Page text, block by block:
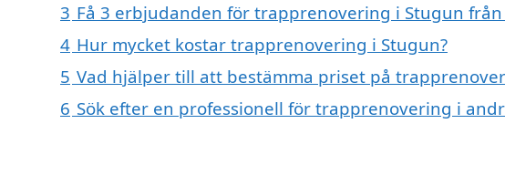
3 Få 3 erbjudanden för trapprenovering i Stugun
4 Hur mycket kostar trapprenovering i Stugun?
5 Vad hjälper till att bestämma priset på
6 Sök efter en professionell för trapprenovering i